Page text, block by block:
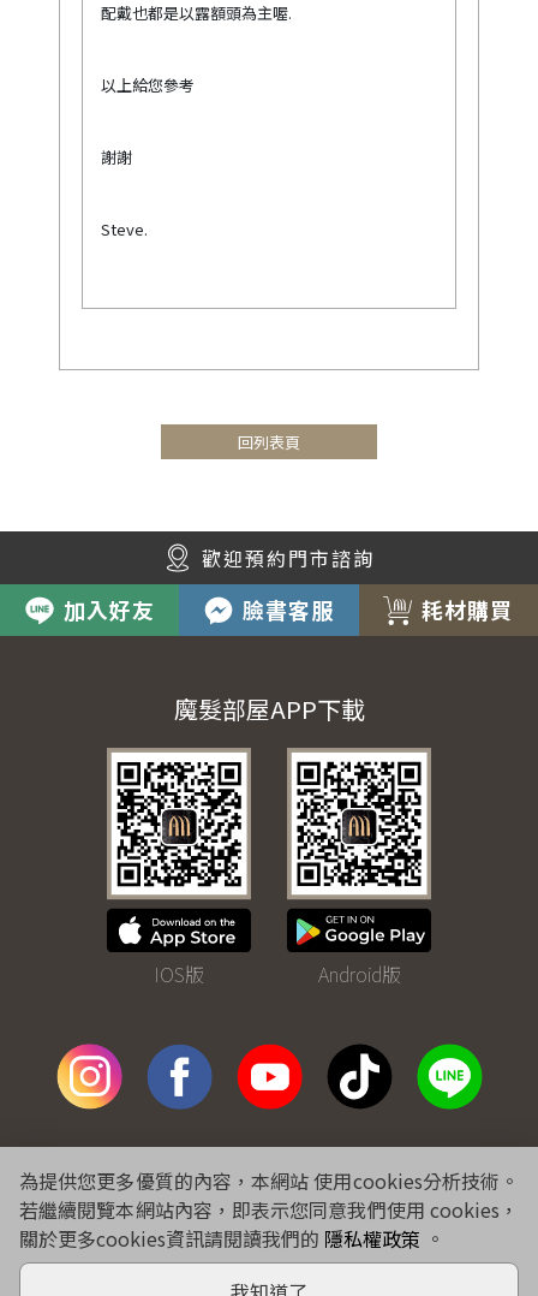
配戴也都是以露額頭為主喔.
以上給您參考
謝謝
Steve.
回列表頁
歡迎預約門市諮詢
加入好友 臉書客服 耗材購買
魔髮部屋APP下載
IOS版 Android版
合作提案 特約企業 隱私權 個資聲明 人才招募 線上購物
為提供您更多優質的內容，本網站 使用cookies分析技術。
若繼續閱覽本網站內容，即表示您同意我們使用 cookies，
關於更多cookies資訊請閱讀我們的 隱私權政策 。